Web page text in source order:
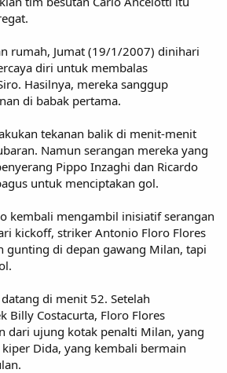
rumah, Jumat (19/1/2007) dinihari
diri untuk membalas
Hasilnya, mereka sanggup
di babak pertama.
tekanan balik di menit-menit
Namun serangan mereka yang
Pippo Inzaghi dan Ricardo
untuk menciptakan gol.
kembali mengambil inisiatif serangan
kickoff, striker Antonio Floro Flores
gunting di depan gawang Milan, tapi
di menit 52. Setelah
Billy Costacurta, Floro Flores
dari ujung kotak penalti Milan, yang
Dida, yang kembali bermain